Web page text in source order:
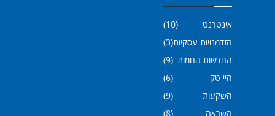
אינטרנט
(10)
הזדמנויות עסקיות(3)
החדשות החמות (9)
היי טק
(6)
השקעות
(9)
השראה
(8)